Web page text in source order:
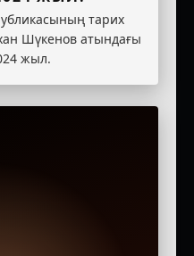
тарих
Шүкенов атындағы
жыл.